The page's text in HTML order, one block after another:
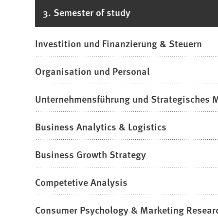
3. Semester of study
Investition und Finanzierung & Steuern
Organisation und Personal
Unternehmensführung und Strategisches
Business Analytics & Logistics
Business Growth Strategy
Competetive Analysis
Consumer Psychology & Marketing